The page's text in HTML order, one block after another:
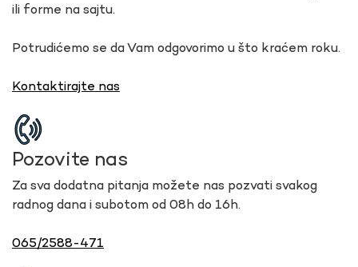
ili forme na sajtu.
Potrudićemo se da Vam odgovorimo u što kraćem roku.
Kontaktirajte nas
Pozovite nas
Za sva dodatna pitanja možete nas pozvati svakog
radnog dana i subotom od 08h do 16h.
065/2588-471